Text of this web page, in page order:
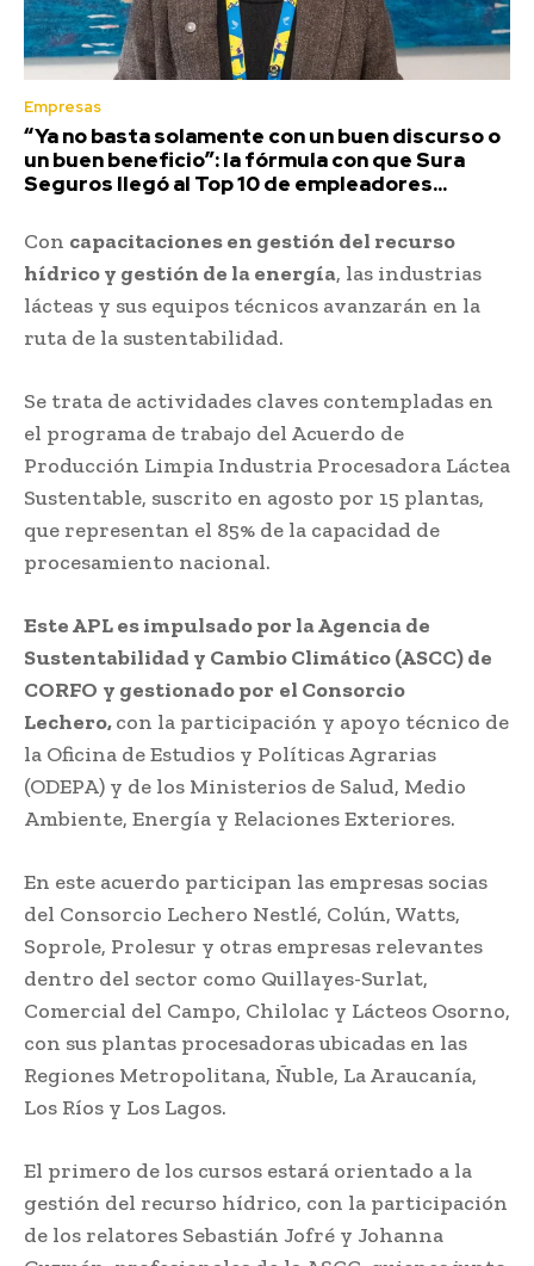
Empresas
“Ya no basta solamente con un buen discurso o
un buen beneficio”: la fórmula con que Sura
Seguros llegó al Top 10 de empleadores...
Con capacitaciones en gestión del recurso
hídrico y gestión de la energía, las industrias
lácteas y sus equipos técnicos avanzarán en la
ruta de la sustentabilidad.
Se trata de actividades claves contempladas en
el programa de trabajo del Acuerdo de
Producción Limpia Industria Procesadora Láctea
Sustentable, suscrito en agosto por 15 plantas,
que representan el 85% de la capacidad de
procesamiento nacional.
Este APL es impulsado por la Agencia de
Sustentabilidad y Cambio Climático (ASCC) de
CORFO y gestionado por el Consorcio
Lechero,con la participación y apoyo técnico de
la Oficina de Estudios y Políticas Agrarias
(ODEPA) y de los Ministerios de Salud, Medio
Ambiente, Energía y Relaciones Exteriores.
En este acuerdo participan las empresas socias
del Consorcio Lechero Nestlé, Colún, Watts,
Soprole, Prolesur y otras empresas relevantes
dentro del sector como Quillayes-Surlat,
Comercial del Campo, Chilolac y Lácteos Osorno,
con sus plantas procesadoras ubicadas en las
Regiones Metropolitana, Ñuble, La Araucanía,
Los Ríos y Los Lagos.
El primero de los cursos estará orientado a la
gestión del recurso hídrico, con la participación
de los relatores Sebastián Jofré y Johanna